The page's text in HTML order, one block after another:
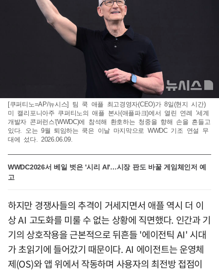
[쿠퍼티노=AP/뉴시스] 팀 쿡 애플 최고경영자(CEO)가 8일(현지 시간)
미 캘리포니아주 쿠퍼티노의 애플 본사(애플파크)에서 열린 연례 '세계
개발자 콘퍼런스'(WWDC)에 참석해 환호하는 청중을 향해 손을 흔들고
있다. 오는 9월 퇴임하는 쿡은 이날 마지막으로 WWDC 기조 연설 무
대에 섰다. 2026.06.09.
WWDC2026서 베일 벗은 '시리 AI'…시장 판도 바꿀 게임체인저 예
고
하지만 경쟁사들의 추격이 거세지면서 애플 역시 더 이
상 AI 고도화를 미룰 수 없는 상황에 직면했다. 인간과 기
기의 상호작용을 근본적으로 뒤흔들 '에이전틱 AI' 시대
가 초읽기에 들어갔기 때문이다. AI 에이전트는 운영체
제(OS)와 앱 위에서 작동하며 사용자의 최전방 접점이